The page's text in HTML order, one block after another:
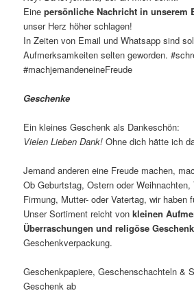
Einepersönliche Nachricht in unserem
unser Herz höher schlagen!
In Zeiten von Email und Whatsapp sind
Aufmerksamkeiten selten geworden.
#machjemandeneineFreude
Geschenke
Ein kleines Geschenk als Dankeschön:
Vielen Lieben Dank!Ohne dich hätte ich
Jemand anderen eine Freude machen,
Ob Geburtstag, Ostern oder
Firmung, Mutter- oder Vatertag, wir haben
Unser Sortiment reicht vonkleinen
Überraschungen und religöse
Geschenkverpackung.
Geschenkpapiere, Geschenschachteln &
Geschenk ab